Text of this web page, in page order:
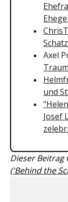
Axel
und
Josef
Dieser
('Behind the